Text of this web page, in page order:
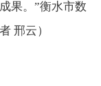
果。”衡水市数
邢云）